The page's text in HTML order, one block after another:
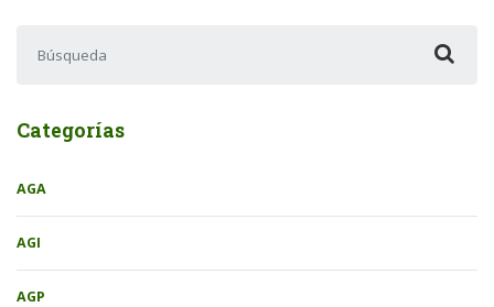
Categorías
AGA
AGI
AGP